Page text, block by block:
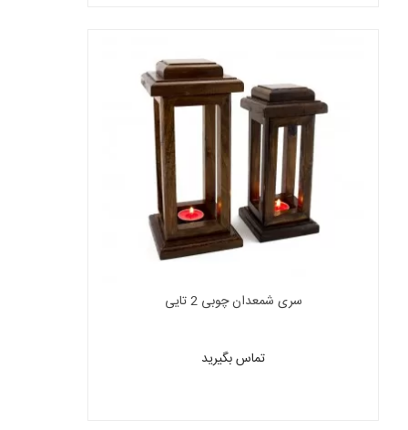
سری شمعدان چوبی 2 تایی
تماس بگیرید